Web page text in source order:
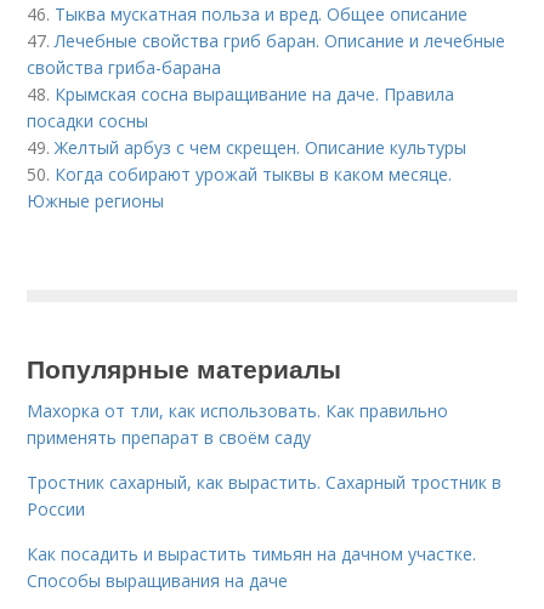
46. Тыква мускатная польза и вред. Общее описание
47.Лечебные свойства гриб баран. Описание и лечебные
свойства гриба-барана
48. Крымская сосна выращивание на даче. Правила
посадки сосны
49.Желтый арбуз с чем скрещен. Описание культуры
50. Когда собирают урожай тыквы в каком месяце.
Южные регионы
Популярные материалы
Махорка от тли, как использовать. Как правильно
применять препарат в своём саду
Тростник сахарный, как вырастить. Сахарный тростник в
России
Как посадить и вырастить тимьян на дачном участке.
Способы выращивания на даче